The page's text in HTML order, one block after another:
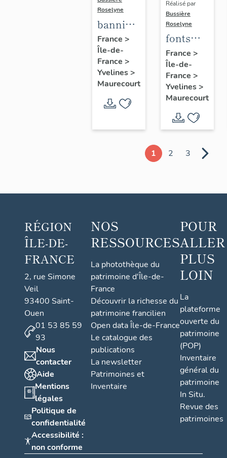
Roselyne
bannière
de
procession
de la
congrégation
des
Enfants
France >
Île-de-
France >
Yvelines>
Maurecourt
Réalisé par
Bussière
Roselyne
fonts
baptismaux
n°1
France >
Île-de-
France >
Yvelines>
Maurecourt
1 2 3
RÉGION
ÎLE-DE-
FRANCE
2, rue Simone
Veil
93400 Saint-
Ouen
01 53 85 59
93
Nous
contacter
Aide
Mentions
légales
Politique de
confidentialité
Accessibilité :
non conforme
NOS
RESSOURCES
La photothèque du
patrimoine d'Île-de-
France
Découvrir la richesse du
patrimoine francilien
Open data Île-de-France
Le catalogue des
publications
La newsletter
Patrimoines et
Inventaire
POUR
ALLER
PLUS
LOIN
La
plateforme
ouverte du
patrimoine
(POP)
Inventaire
général du
patrimoine
In Situ.
Revue des
patrimoines